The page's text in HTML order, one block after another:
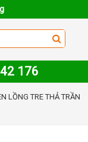
176
LỒNG TRE THẢ TRẦN